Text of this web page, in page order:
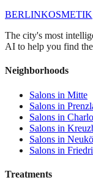
BERLINKOSMETIK
The city's most
AI to help you find
Neighborhoods
Salons in Mitte
Salons in
Salons in
Salons in
Salons in
Salons in
Treatments